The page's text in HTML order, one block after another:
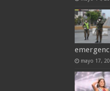
mayo 17,